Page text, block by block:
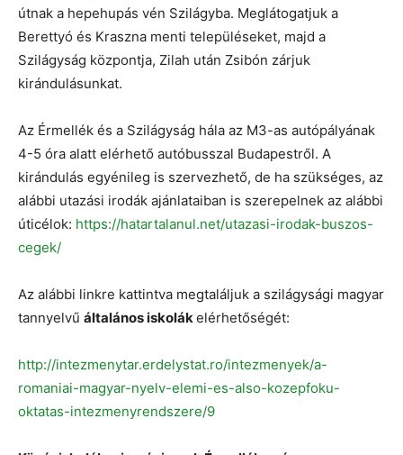
útnak a hepehupás vén Szilágyba. Meglátogatjuk a
Berettyó és Kraszna menti településeket, majd a
Szilágyság központja, Zilah után Zsibón zárjuk
kirándulásunkat.
Az Érmellék és a Szilágyság hála az M3-as autópályának
4-5 óra alatt elérhető autóbusszal Budapestről. A
kirándulás egyénileg is szervezhető, de ha szükséges, az
alábbi utazási irodák ajánlataiban is szerepelnek az alábbi
úticélok: https://hatartalanul.net/utazasi-irodak-buszos-
cegek/
Az alábbi linkre kattintva megtaláljuk a szilágysági magyar
tannyelvű általános iskolákelérhetőségét:
http://intezmenytar.erdelystat.ro/intezmenyek/a-
romaniai-magyar-nyelv-elemi-es-also-kozepfoku-
oktatas-intezmenyrendszere/9